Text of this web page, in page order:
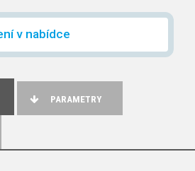
v nabídce
PARAMETRY